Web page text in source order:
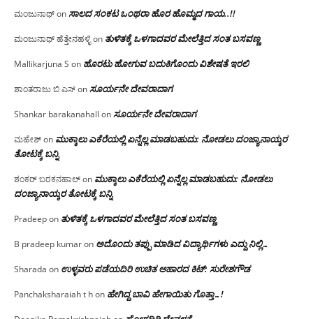
ಮಂಜುನಾಥ್onಸಾಲದ ಸಂಕಟ ಒಂಥರಾ ಹೊರ ಹೊಮ್ಮದ ಗಾಯ..!!
ಮಂಜುನಾಥ್ ಹೆತ್ತೇನಹಳ್ಳಿon ತುಳಿತಕ್ಕೆ ಒಳಗಾದವರ ಮೇಲೆತ್ತಿದ ಸಂತ ಬಸವಣ್ಣ
Mallikarjuna S on ಹೊರಟು ಹೋಗುವ ಬದುಕಿಗೊಂದು ವಿಶೇಷತೆ ಇರಲಿ
ಶಾಂತರಾಜು ಬಿ ಎಸ್onಸೂರ್ಯನೇ ದೇವರಾದಾಗ
Shankar barakanahall onಸೂರ್ಯನೇ ದೇವರಾದಾಗ
ಮಹೇಶ್on ಮುಕ್ಕಾಲು ಎಕೆರೆಯಲ್ಲಿ ಏನ್ನೆಲ್ಲ‌ ಮಾಡಬಹುದು: ನೋಡಲು ದಂಜ್ಯಾನಾಯ್ಕರ
ತೋಟಕ್ಕೆ ಬನ್ನಿ
ಶಂಕರ್ ಬರಕನಹಾಲ್on ಮುಕ್ಕಾಲು ಎಕೆರೆಯಲ್ಲಿ ಏನ್ನೆಲ್ಲ‌ ಮಾಡಬಹುದು: ನೋಡಲು
ದಂಜ್ಯಾನಾಯ್ಕರ ತೋಟಕ್ಕೆ ಬನ್ನಿ
Pradeepon ತುಳಿತಕ್ಕೆ ಒಳಗಾದವರ ಮೇಲೆತ್ತಿದ ಸಂತ ಬಸವಣ್ಣ
B pradeep kumaron ಅದೊಂದು ತಪ್ಪು ಮಾಡಿದ ವಿದ್ಯಾರ್ಥಿಗಳು ಎದ್ದು ನಿಲ್ಲಿ…
Sharada on ಉಳ್ಳವರು ಪಡೆಯದಿರಿ ಉಚಿತ ಆಹಾರದ ಕಿಟ್: ಸುರೇಶಗೌಡ
Panchaksharaiah t hon ಹೇಗಿದ್ದ ಬಾವಿ ಹೇಗಾಯಿತು ಗೊತ್ತಾ…!